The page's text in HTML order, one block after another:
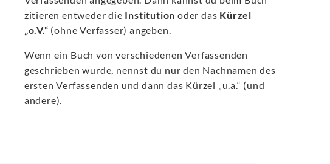
zitieren entweder die Institution oder das Kürzel
„o.V.“ (ohne Verfasser) angeben.
Wenn ein Buch von verschiedenen Verfassenden
geschrieben wurde, nennst du nur den Nachnamen des
ersten Verfassenden und dann das Kürzel „u.a.“ (und
andere).